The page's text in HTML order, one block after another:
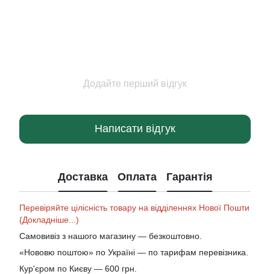
Додайте перший відгук
Написати відгук
Доставка Оплата Гарантія
Перевіряйте цілісність товару на відділеннях Нової Пошти
(Докладніше...)
Самовивіз з нашого магазину — безкоштовно.
«Нововю поштою» по Україні — по тарифам перевізника.
Кур'єром по Києву — 600 грн.